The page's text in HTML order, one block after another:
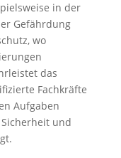
in der
Gefährdung
wo
das
Fachkräfte
Aufgaben
und